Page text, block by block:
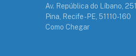
Av. República do Líbano, 251
Pina, Recife - PE, 51110-160
Como Chegar